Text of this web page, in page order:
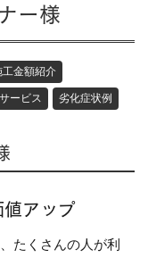
ー様
工金額紹介
ービス 劣化症状例
アップ
たくさんの人が利